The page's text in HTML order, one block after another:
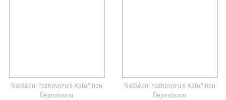
Natáčení rozhovoru s Kateřinou
Dejmalovou
Natáčení rozhovoru s Kateřinou
Dejmalovou